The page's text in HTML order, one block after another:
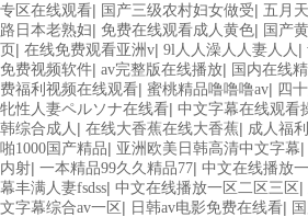
专区在线观看| 国产三级农村妇女做受| 五月
路日本老熟妇| 免费在线观看成人黄色| 国产
页 | 在线免费观看亚洲v| 9l人人澡人人妻人人 |
免费视频软件| av完整版在线播放| 国内在线
费福利视频在线观看| 蜜桃精品噜噜噜av| 四
牝性人妻ペルソナ在线看| 中文字幕在线观看
韩综合成人 | 在线大香蕉在线大香蕉| 成人福
啪1000国产精品| 亚洲欧美日韩高清中文字幕|
内射| 一本精品99久久精品77| 中文在线播放
幕丰满人妻fsdss| 中文在线播放一区二区三区 |
文字幕综合av一区 | 日韩av电影免费在线看|